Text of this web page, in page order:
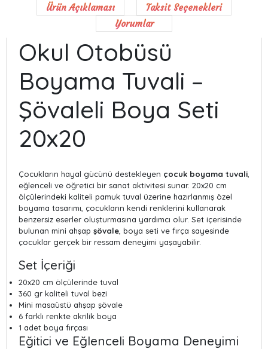
Ürün Açıklaması
Taksit Seçenekleri
Yorumlar
Okul Otobüsü
Boyama Tuvali –
Şövaleli Boya Seti
20x20
Çocukların hayal gücünü destekleyen çocuk boyama tuvali
eğlenceli ve öğretici bir sanat aktivitesi sunar. 20x20 cm
ölçülerindeki kaliteli pamuk tuval üzerine hazırlanmış özel
boyama tasarımı, çocukların kendi renklerini kullanarak
benzersiz eserler oluşturmasına yardımcı olur. Set içerisinde
bulunan mini ahşap şövale , boya seti ve fırça sayesinde
çocuklar gerçek bir ressam deneyimi yaşayabilir.
Set İçeriği
20x20 cm ölçülerinde tuval
360 gr kaliteli tuval bezi
Mini masaüstü ahşap şövale
6 farklı renkte akrilik boya
1 adet boya fırçası
Eğitici ve Eğlenceli Boyama Deneyimi